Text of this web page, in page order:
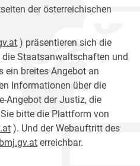
der österreichischen
) präsentieren sich die
Staatsanwaltschaften und
ein breites Angebot an
Informationen über die
Angebot der Justiz, die
bitte die Plattform von
). Und der Webauftritt des
bmj.gv.at erreichbar.